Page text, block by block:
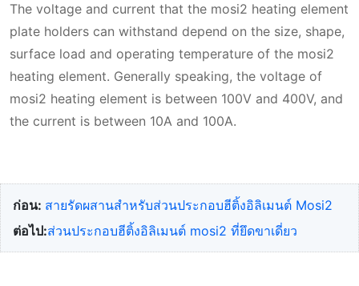
The voltage and current that the mosi2 heating element
plate holders can withstand depend on the size, shape,
surface load and operating temperature of the mosi2
heating element. Generally speaking, the voltage of
mosi2 heating element is between 100V and 400V, and
the current is between 10A and 100A.
ก่อน: สายรัดผสานสําหรับส่วนประกอบฮีติ้งอิลิเมนต์ Mosi2
ต่อไป:ส่วนประกอบฮีติ้งอิลิเมนต์ mosi2 ที่ยึดขาเดี่ยว